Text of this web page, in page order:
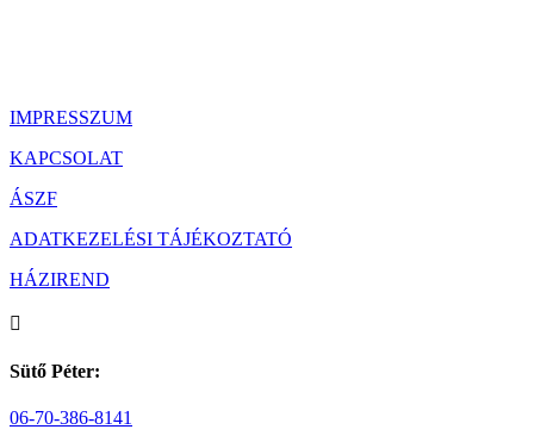
IMPRESSZUM
KAPCSOLAT
ÁSZF
ADATKEZELÉSI TÁJÉKOZTATÓ
HÁZIREND

Sütő Péter:
06-70-386-8141